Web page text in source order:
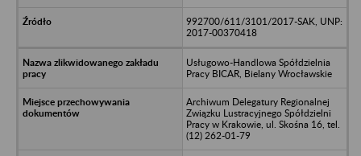
992700/611/3101/2017-SAK, UNP:
2017-00370418
Usługowo-Handlowa Spółdzielnia
Pracy BICAR, Bielany Wrocławskie
Archiwum Delegatury Regionalnej
Związku Lustracyjnego Spółdzielni
Pracy w Krakowie, ul. Skośna 16, tel.
(12) 262-01-79